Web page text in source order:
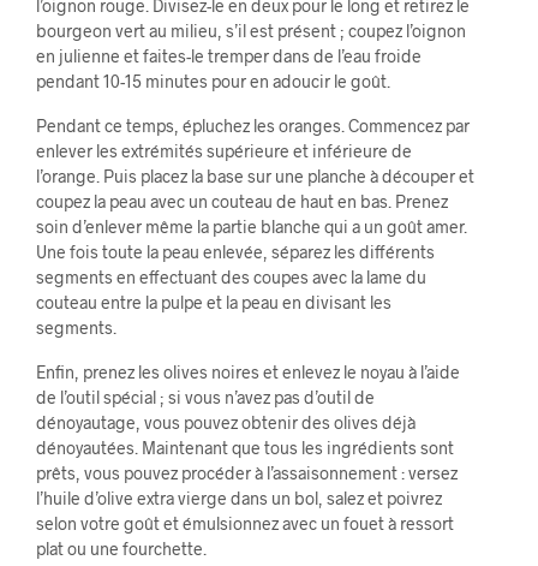
l’oignon rouge. Divisez-le en deux pour le long et retirez le
bourgeon vert au milieu, s’il est présent ; coupez l’oignon
en julienne et faites-le tremper dans de l’eau froide
pendant 10-15 minutes pour en adoucir le goût.
Pendant ce temps, épluchez les oranges. Commencez par
enlever les extrémités supérieure et inférieure de
l’orange. Puis placez la base sur une planche à découper et
coupez la peau avec un couteau de haut en bas. Prenez
soin d’enlever même la partie blanche qui a un goût amer.
Une fois toute la peau enlevée, séparez les différents
segments en effectuant des coupes avec la lame du
couteau entre la pulpe et la peau en divisant les
segments.
Enfin, prenez les olives noires et enlevez le noyau à l’aide
de l’outil spécial ; si vous n’avez pas d’outil de
dénoyautage, vous pouvez obtenir des olives déjà
dénoyautées. Maintenant que tous les ingrédients sont
prêts, vous pouvez procéder à l’assaisonnement : versez
l’huile d’olive extra vierge dans un bol, salez et poivrez
selon votre goût et émulsionnez avec un fouet à ressort
plat ou une fourchette.